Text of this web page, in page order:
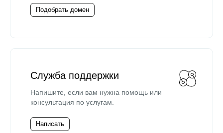
Подобрать домен
Служба поддержки
Напишите, если вам нужна помощь или
консультация по услугам.
Написать